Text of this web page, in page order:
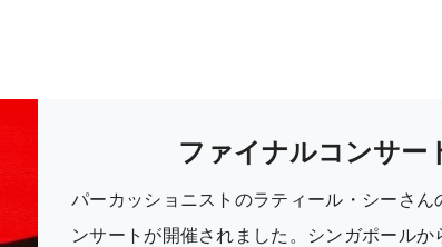
ファイナルコンサー
パーカッショニストのラティール・シーさん
ンサートが開催されました。シンガポールか